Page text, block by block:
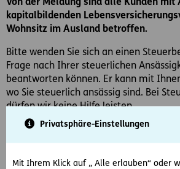
Privatsphäre-Einstellungen
Mit Ihrem Klick auf „ Alle erlauben“ oder
Von der Meldung sind alle Kunden mit
kapitalbildenden
Wohnsitz im Ausland betroffen.
Bitte wenden Sie sich an einen
Frage nach Ihrer steuerlichen
beantworten können. Er kann mit
wo Sie steuerlich ansässig sind. Bei
dürfen wir keine Hilfe leisten.
ERGO versendet Briefe an die
benötigten Informationen melden zu